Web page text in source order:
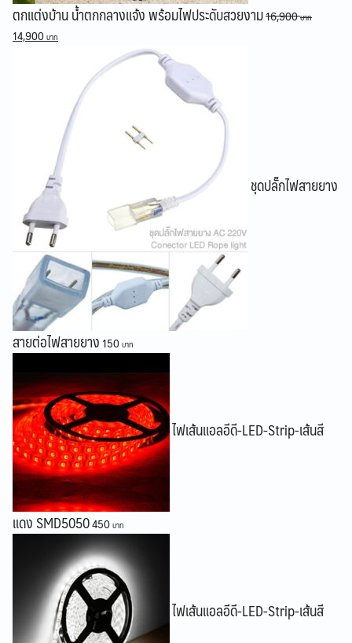
ตกแต่งบ้าน น้ำตกกลางแจ้ง พร้อมไฟประดับสวยงาม16,900
Original
14,900
14,900 ฿.
ชุดปลั๊กไฟสายยาง
สายต่อไฟสายยาง 150
ไฟเส้นแอลอีดี-LED-Strip-เส้นสี
แดง SMD5050450
ไฟเส้นแอลอีดี-LED-Strip-เส้นสี